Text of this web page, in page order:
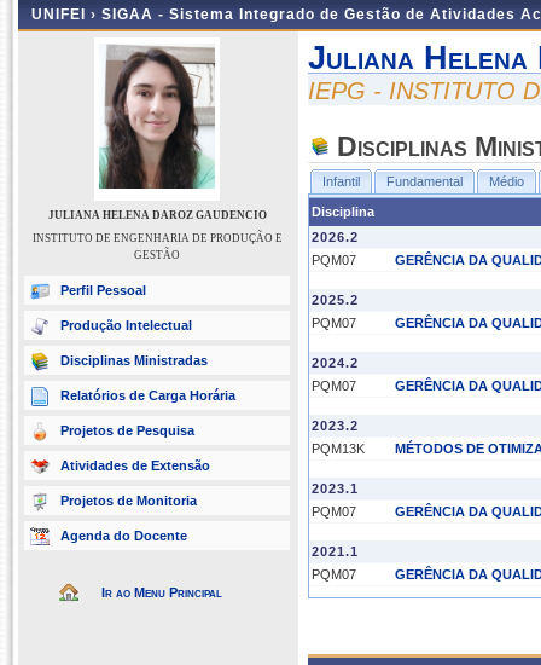
UNIFEI › SIGAA - Sistema Integrado de Gestão de Atividades
JULIANA HELENA DAROZ GAUDENCIO
INSTITUTO DE ENGENHARIA DE PRODUÇÃO E
GESTÃO
Perfil Pessoal
Produção Intelectual
Disciplinas Ministradas
Relatórios de Carga Horária
Projetos de Pesquisa
Atividades de Extensão
Projetos de Monitoria
Agenda do Docente
Ir ao Menu Principal
Juliana Helena
IEPG - INSTITUTO
Disciplinas
Infantil Fundamental Médio
Disciplina
2026.2
PQM07
GERÊNCIA DA
2025.2
PQM07
GERÊNCIA DA
2024.2
PQM07
GERÊNCIA DA
2023.2
PQM13K
MÉTODOS DE
2023.1
PQM07
GERÊNCIA DA
2021.1
PQM07
GERÊNCIA DA